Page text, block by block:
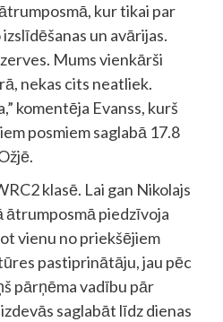
kur tikai par
un avārijas.
Mums vienkārši
nekas cits neatliek.
komentēja Evanss, kurš
posmiem saglabā 17.8
klasē. Lai gan Nikolajs
ātrumposmā piedzīvoja
vienu no priekšējiem
pastiprinātāju, jau pēc
pārņēma vadību pār
saglabāt līdz dienas